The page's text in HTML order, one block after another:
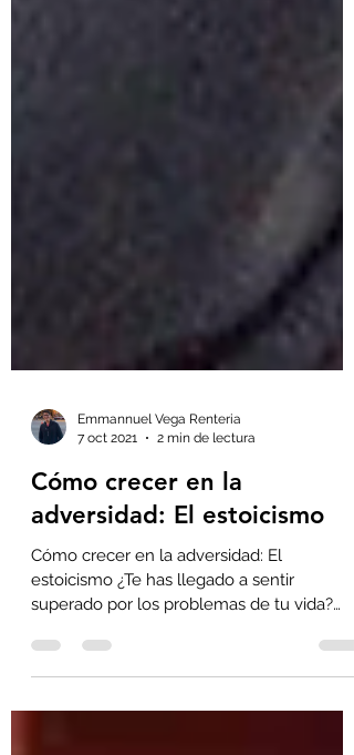
7 oct 2021
2 min de lectura
Cómo crecer en la
adversidad: El estoicismo
Cómo crecer en la adversidad: El
superado por los problemas de tu vida?
¿Sientes esa necesidad de...